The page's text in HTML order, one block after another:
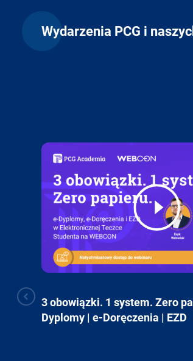
Wydarzenia PCG i
3 obowiązki. 1 system. Zero
Dyplomy | e-Doręczenia | EZD